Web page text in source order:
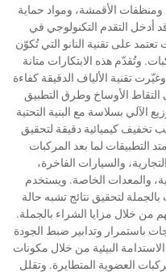
ومنظفات الأقمشة، ومواد حماية
أدخل التقدم التكنولوجي في
على تقنية النانو التي تُكوّن
وتُقدّم هذه الابتكارات متانة
تقنية الألياف الدقيقة كفاءة
الأوساخ وطرق التطبيق
الآلي بسلاسة مع البنية التحتية
تخفيف كيميائية دقيقة لتحقيق
التطبيقات لما بعد المركبات
والسيارات الفاخرة،
والمعدات الخاصة. ويستخدم
لتحقيق نتائج تشبه حالة
خلال مزايا الشراء بالجملة.
باستمرار وتدابير ضبط الجودة
البيئية من خلال مكونات
العضوية المتطايرة. وتقلل